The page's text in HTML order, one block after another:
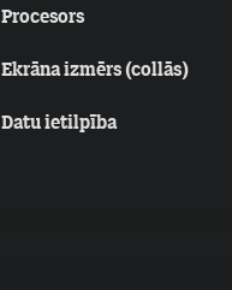
Procesors
Ekrāna izmērs (collās)
Datu ietilpība